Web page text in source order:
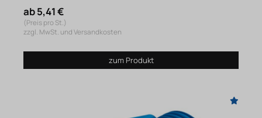
ab 5,41 €
(Preis pro St.)
zzgl. MwSt. und Versandkosten
zum Produkt